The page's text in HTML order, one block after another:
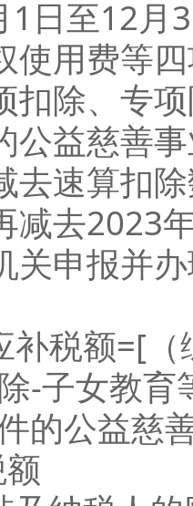
日至12月
使用费等
扣除、专
公益慈善
去速算扣
减去2023
关申报并
税额=[（
-子女教
的公益慈